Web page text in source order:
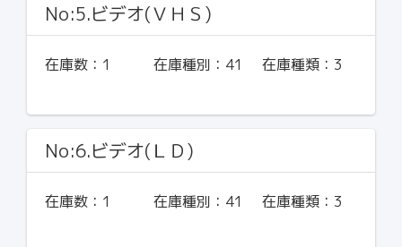
No:5.ビデオ(ＶＨＳ)
在庫数： 1 在庫種別： 41 在庫種類： 3
No:6.ビデオ(ＬＤ)
在庫数： 1 在庫種別： 41 在庫種類： 3